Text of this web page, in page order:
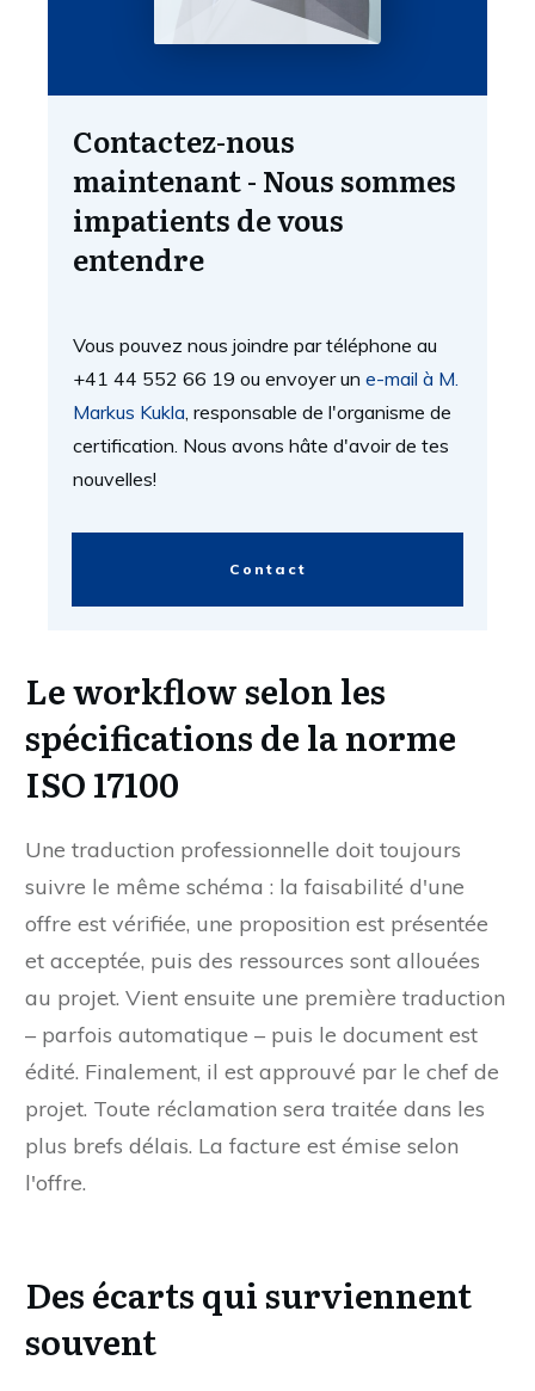
Contactez-nous
maintenant - Nous sommes
impatients de vous
entendre
Vous pouvez nous joindre par téléphone au
+41 44 552 66 19 ou envoyer un e-mail à M.
Markus Kukla , responsable de l'organisme de
certification. Nous avons hâte d'avoir de tes
nouvelles!
Contact
Le workflow selon les
spécifications de la norme
ISO 17100
Une traduction professionnelle doit toujours
suivre le même schéma : la faisabilité d'une
offre est vérifiée, une proposition est présentée
et acceptée, puis des ressources sont allouées
au projet. Vient ensuite une première traduction
– parfois automatique – puis le document est
édité. Finalement, il est approuvé par le chef de
projet. Toute réclamation sera traitée dans les
plus brefs délais. La facture est émise selon
l'offre.
Des écarts qui surviennent
souvent